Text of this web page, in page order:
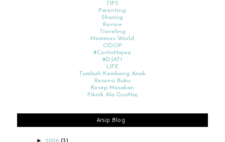
TIPS
Parenting
Sharing
Review
Traveling
Mommies World
ODOP
#CeritaNajwa
#DJATI
LIFE
Tumbuh Kembang Anak
Resensi Buku
Resep Masakan
Piknik Ala DuoNaj
Arsip Blog
►